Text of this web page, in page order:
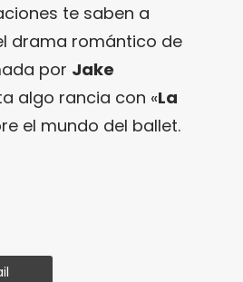
te saben a
drama romántico de
por Jake
algo rancia con «La
el mundo del ballet.